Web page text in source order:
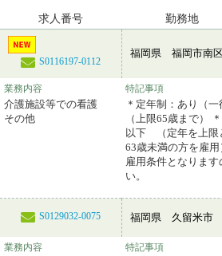
求人番号 勤務地
S0116197-0112
福岡県 福岡市南
業務内容
介護施設等での看護
その他
特記事項
＊定年制：あり（
（上限65歳まで）
以下 （定年を上限
63歳未満の方を雇
雇用条件となりま
い。
S0129032-0075 福岡県 久留米市
業務内容 特記事項